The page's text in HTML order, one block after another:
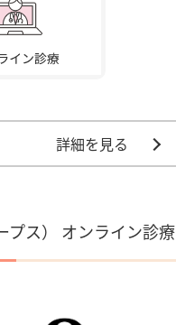
詳細を見る
プス） オンライン診療